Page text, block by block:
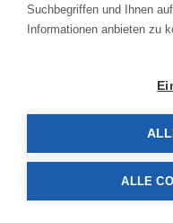
Suchbegriffen und Ihnen
Informationen anbieten zu
ALLE